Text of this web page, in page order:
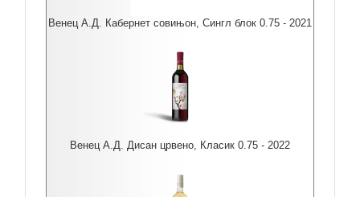
Венец А.Д. Кабернет совињон, Сингл блок 0.75 - 2021
Венец А.Д. Дисан црвено, Класик 0.75 - 2022